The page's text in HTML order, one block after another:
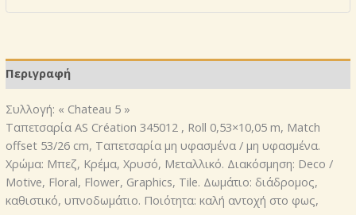
ποσότητα
Περιγραφή
Συλλογή: « Chateau 5 »
Ταπετσαρία AS Création 345012 , Roll 0,53×10,05 m, Match
offset 53/26 cm, Ταπετσαρία μη υφασμένα / μη υφασμένα.
Χρώμα: Μπεζ, Κρέμα, Χρυσό, Μεταλλικό. Διακόσμηση: Deco /
Motive, Floral, Flower, Graphics, Tile. Δωμάτιο: διάδρομος,
καθιστικό, υπνοδωμάτιο. Ποιότητα: καλή αντοχή στο φως,